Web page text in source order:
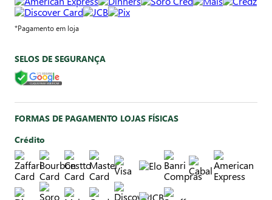
*Pagamento em loja
SELOS DE SEGURANÇA
FORMAS DE PAGAMENTO LOJAS FÍSICAS
Crédito